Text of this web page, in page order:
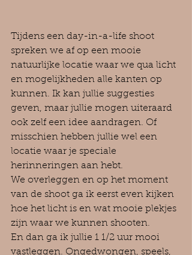
Tijdens een day-in-a-life shoot
spreken we af op een mooie
natuurlijke locatie waar we qua licht
en mogelijkheden alle kanten op
kunnen. Ik kan jullie suggesties
geven, maar jullie mogen uiteraard
ook zelf een idee aandragen. Of
misschien hebben jullie wel een
locatie waar je speciale
herinneringen aan hebt.
We overleggen en op het moment
van de shoot ga ik eerst even kijken
hoe het licht is en wat mooie plekjes
zijn waar we kunnen shooten.
En dan ga ik jullie 1 1/2 uur mooi
vastleggen. Ongedwongen, speels,